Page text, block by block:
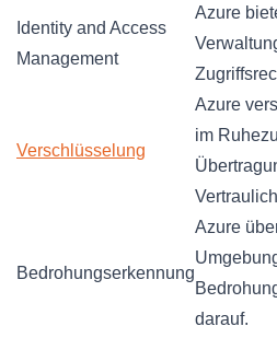
Identity and Access
Management
Azure
Verschlüsselung
Azure
im
Bedrohungserkennung
Azure
darauf.